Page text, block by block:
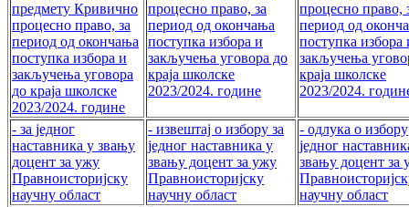
предмету Кривично
процесно право, за
период од окончања
поступка избора и
закључења уговора
до краја школске
2023/2024. године
процесно право, за
период од окончања
поступка избора и
закључења уговора до
краја школске
2023/2024. године
процесно право,
период од
поступка избора
закључења
краја школске
2023/2024.
- за једног
наставника у звању
доцент за ужу
Правноисторијску
научну област
- извештај о избору за
једног наставника у
звању доцент за ужу
Правноисторијску
научну област
- одлука о избору
једног
звању доцент за
научну област